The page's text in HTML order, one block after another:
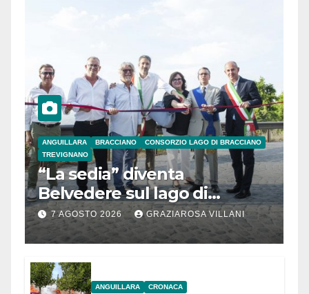
ANGUILLARA BRACCIANO
CONSORZIO LAGO DI BRACCIANO
TREVIGNANO
“La sedia” diventa
Belvedere sul lago di
Bracciano: ieri
l’inaugurazione
7 AGOSTO 2026 GRAZIAROSA VILLANI
ANGUILLARA CRONACA